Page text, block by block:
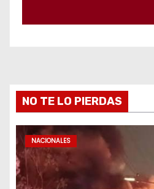
NO TE LO PIERDAS
NACIONALES